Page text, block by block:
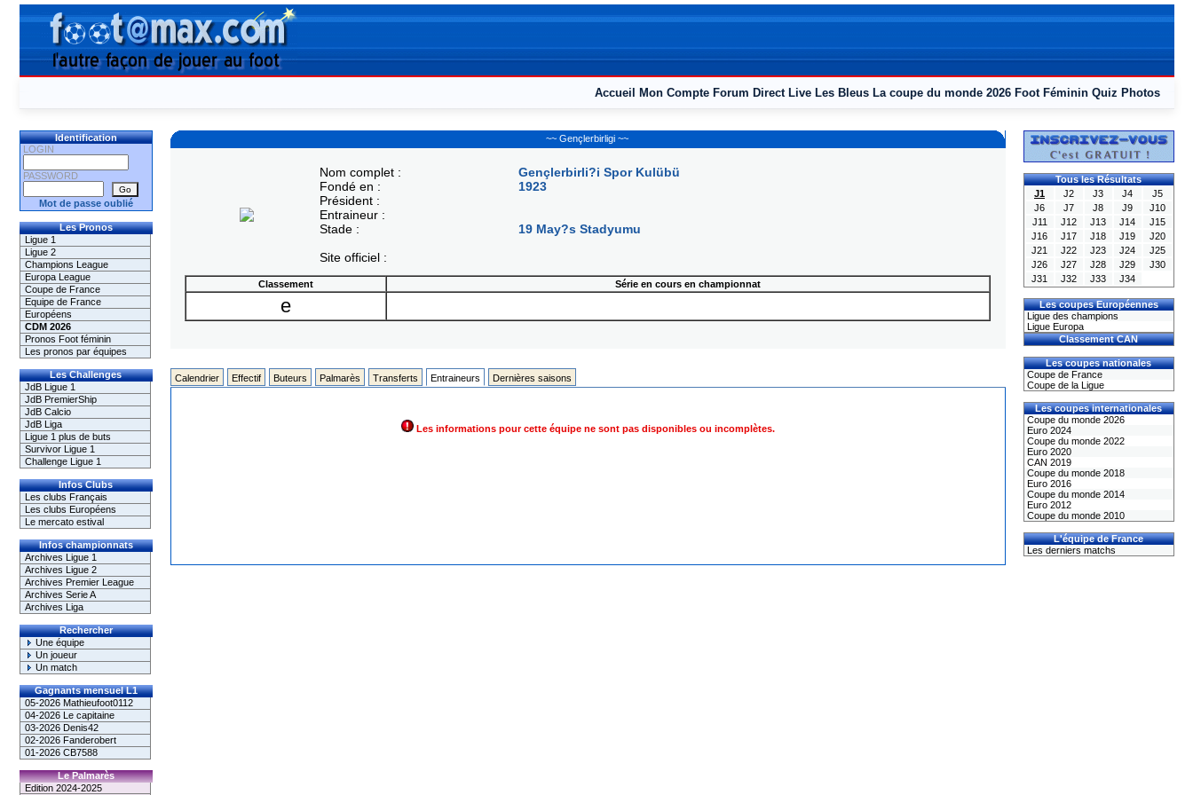
Accueil Mon Compte Forum Direct Live Les Bleus La coupe du monde 2026 Foot Féminin Quiz Photos
Identification
LOGIN
PASSWORD
Mot de passe oublié
Les Pronos
Ligue 1
Ligue 2
Champions League
Europa League
Coupe de France
Equipe de France
Européens
CDM 2026
Pronos Foot féminin
Les pronos par équipes
Les Challenges
JdB Ligue 1
JdB PremierShip
JdB Calcio
JdB Liga
Ligue 1 plus de buts
Survivor Ligue 1
Challenge Ligue 1
Infos Clubs
Les clubs Français
Les clubs Européens
Le mercato estival
Infos championnats
Archives Ligue 1
Archives Ligue 2
Archives Premier League
Archives Serie A
Archives Liga
Rechercher
Une équipe
Un joueur
Un match
Gagnants mensuel L1
05-2026 Mathieufoot0112
04-2026 Le capitaine
03-2026 Denis42
02-2026 Fanderobert
01-2026 CB7588
Le Palmarès
Edition 2024-2025
~~ Gençlerbirligi ~~
Nom complet :
Fondé en :
Président :
Entraineur :
Stade :
Site officiel :
Gençlerbirli?i Spor Kulübü
1923
19 May?s Stadyumu
Classement Série en cours en championnat
e
Calendrier Effectif Buteurs Palmarès Transferts Entraineurs Dernières saisons
Les informations pour cette équipe ne sont pas disponibles ou incomplètes.
Tous les Résultats
J1
J2 J3 J4
J5
J6
J7 J8 J9
J10
J11
J12 J13 J14
J15
J16
J17 J18 J19
J20
J21
J22 J23 J24
J25
J26
J27 J28 J29
J30
J31
J32 J33 J34
Les coupes Européennes
Ligue des champions
Ligue Europa
Classement CAN
Les coupes nationales
Coupe de France
Coupe de la Ligue
Les coupes internationales
Coupe du monde 2026
Euro 2024
Coupe du monde 2022
Euro 2020
CAN 2019
Coupe du monde 2018
Euro 2016
Coupe du monde 2014
Euro 2012
Coupe du monde 2010
L'équipe de France
Les derniers matchs